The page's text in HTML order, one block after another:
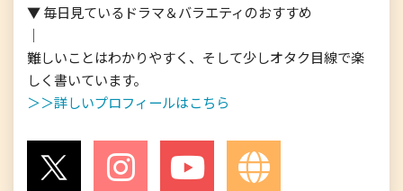
▼ 毎日見ているドラマ＆バラエティのおすすめ
｜
難しいことはわかりやすく、そして少しオタク目線で楽
＞＞詳しいプロフィールはこちら